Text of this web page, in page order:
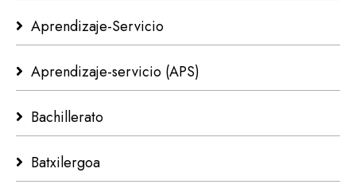
Aprendizaje-Servicio
Aprendizaje-servicio (APS)
Bachillerato
Batxilergoa